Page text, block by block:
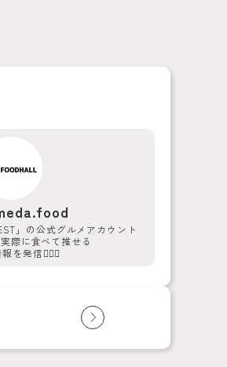
」の公式グルメアカウント
際に食べて推せる
を発信💁‍♀️✨